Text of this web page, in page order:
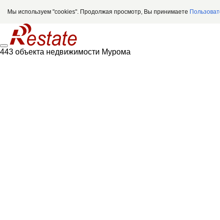
Мы используем "cookies". Продолжая просмотр, Вы принимаете
443 объекта недвижимости Мурома